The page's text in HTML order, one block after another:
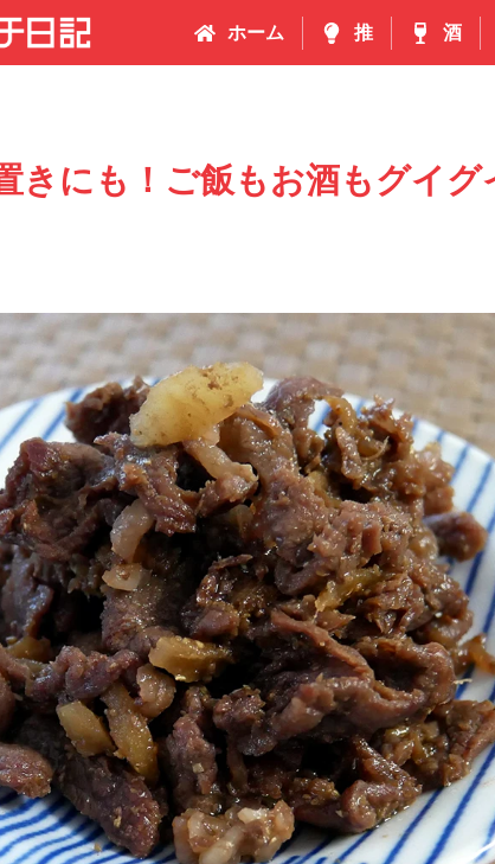
ホーム 推 酒
きにも！ご飯もお酒もグイ